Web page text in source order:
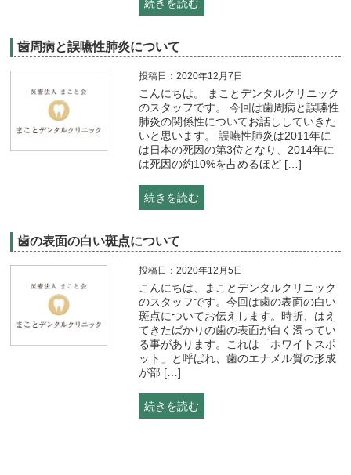
続きを読む
歯周病と誤嚥性肺炎について
投稿日：2020年12月7日
こんにちは。 まことデンタルクリニック
のスタッフです。 今回は歯周病と誤嚥性
肺炎の関係性についてお話ししていきた
いと思います。 誤嚥性肺炎は2011年に
は日本の死因の第3位となり、2014年に
は死因の約10%を占めるほど […]
続きを読む
歯の表面の白い斑点について
投稿日：2020年12月5日
こんにちは、まことデンタルクリニック
のスタッフです。今回は歯の表面の白い
斑点についてお伝えします。時折、はえ
てきたばかりの歯の表面が白く濁ってい
る事があります。これは「ホワイトスポ
ット」と呼ばれ、歯のエナメル質の形成
が部 […]
続きを読む